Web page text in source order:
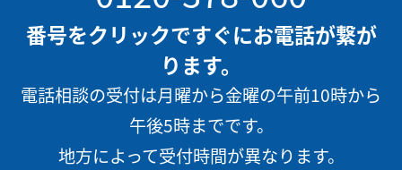
番号をクリックですぐにお電話が繋が
ります。
電話相談の受付は月曜から金曜の午前10時から
午後5時までです。
地方によって受付時間が異なります。